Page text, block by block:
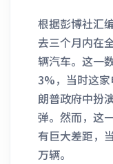
根据彭博社汇
去三个月内在
辆汽车。这一
3%，当时这
朗普政府中扮
弹。然而，这
有巨大差距，
万辆。